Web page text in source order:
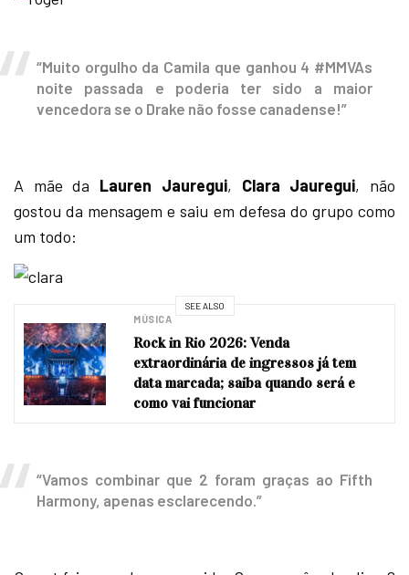
“Muito orgulho da Camila que ganhou 4 #MMVAs
noite passada e poderia ter sido a maior
vencedora se o Drake não fosse canadense!”
A mãe da Lauren Jauregui, Clara Jauregui, não
gostou da mensagem e saiu em defesa do grupo como
um todo:
SEE ALSO
MÚSICA
Rock in Rio 2026: Venda
extraordinária de ingressos já tem
data marcada; saiba quando será e
como vai funcionar
“Vamos combinar que 2 foram graças ao Fifth
Harmony, apenas esclarecendo.”